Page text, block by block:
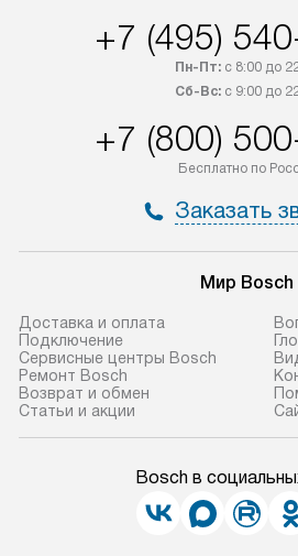
+7 (495)
Пн-Пт:с 8:00 до
Сб-Вс:с 9:00 до
+7 (800)
Бесплатно по
Заказать
Мир Bosch
Доставка и оплата
Подключение
Сервисные центры Bosch
Ремонт Bosch
Возврат и обмен
Статьи и акции
Bosch в